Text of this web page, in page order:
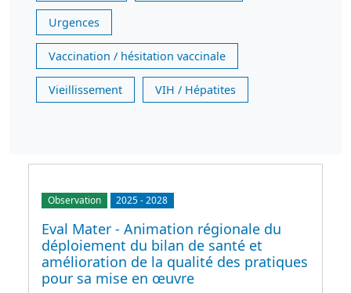
Urgences
Vaccination / hésitation vaccinale
Vieillissement VIH / Hépatites
Observation 2025-2028
Eval Mater - Animation régionale du
déploiement du bilan de santé et
amélioration de la qualité des pratiques
pour sa mise en œuvre